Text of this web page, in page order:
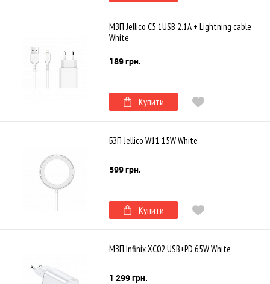
МЗП Jellico C5 1USB 2.1A + Lightning cable
White
189 грн.
Купити
БЗП Jellico W11 15W White
599 грн.
Купити
МЗП Infinix XC02 USB+PD 65W White
1 299 грн.